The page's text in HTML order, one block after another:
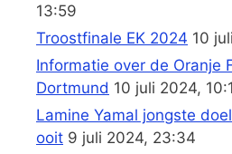
13:59
Troostfinale EK 2024 10
Informatie over de Oranje
Dortmund 10 juli 2024,
Lamine Yamal jongste
ooit 9 juli 2024, 23:34